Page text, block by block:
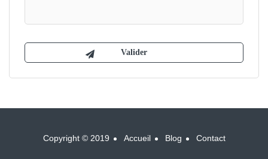
Copyright © 2019 Accueil Blog Contact